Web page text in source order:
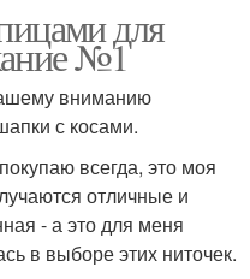
для
№1
вниманию
с косами.
всегда, это моя
отличные и
- а это для меня
в выборе этих ниточек.